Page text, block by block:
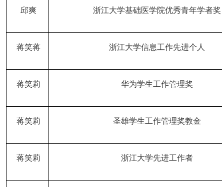
邱爽 浙江大学基础医学院优秀青年学者奖
蒋笑蒋 浙江大学信息工作先进个人
蒋笑莉 华为学生工作管理奖
蒋笑莉 圣雄学生工作管理奖教金
蒋笑莉 浙江大学先进工作者